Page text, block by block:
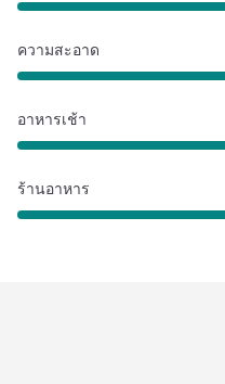
ความสะอาด
อาหารเช้า
ร้านอาหาร